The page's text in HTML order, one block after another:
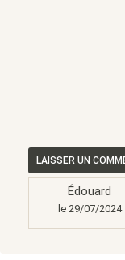
LAISSER UN
Édouard
le 29/07/2024